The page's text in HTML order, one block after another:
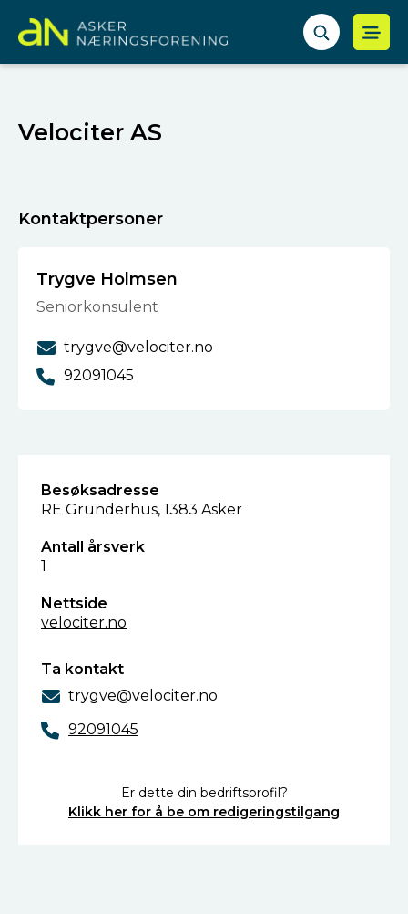
Velociter AS
Kontaktpersoner
Trygve Holmsen
Seniorkonsulent
trygve@velociter.no
92091045
Besøksadresse
RE Grunderhus, 1383 Asker
Antall årsverk
1
Nettside
velociter.no
Ta kontakt
trygve@velociter.no
92091045
Er dette din bedriftsprofil?
Klikk her for å be om redigeringstilgang